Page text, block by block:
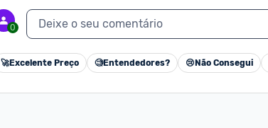
0 Deixe o seu comentário
🚀Excelente Preço 🧐Entendedores? 😢 Não Consegui